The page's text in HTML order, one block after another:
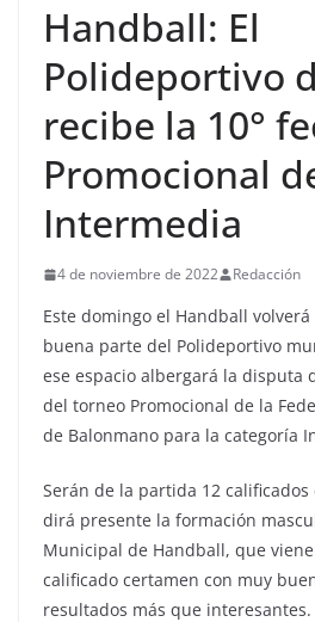
Handball: El
Polideportivo
recibe la 10°
Promocional
Intermedia
4 de noviembre de 2022 Redacción
Este domingo el Handball
buena parte del Polideportivo
ese espacio albergará la disputa
del torneo Promocional de la
de Balonmano para la categoría
Serán de la partida 12
dirá presente la formación
Municipal de Handball, que
calificado certamen con muy
resultados más que interesantes.